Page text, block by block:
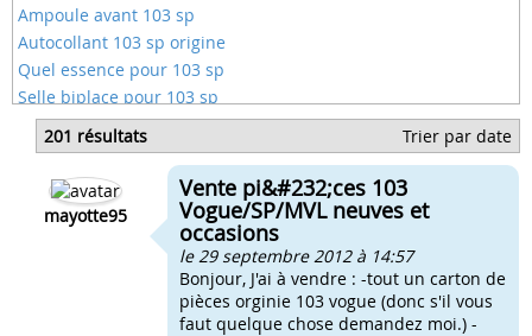
Ampoule avant 103 sp
Autocollant 103 sp origine
Quel essence pour 103 sp
Selle biplace pour 103 sp
Selle blanche pour 103 sp
Les plus beaux 103 sp
Changer carburateur 103 sp
Cote peugeot 103 sp
201 résultats Trier par date
mayotte95
Vente pi&#232;ces 103
Vogue/SP/MVL neuves et
occasions
le 29 septembre 2012 à 14:57
Bonjour, J'ai à vendre : -tout un carton de
pièces orginie 103 vogue (donc s'il vous
faut quelque chose demandez moi.) -